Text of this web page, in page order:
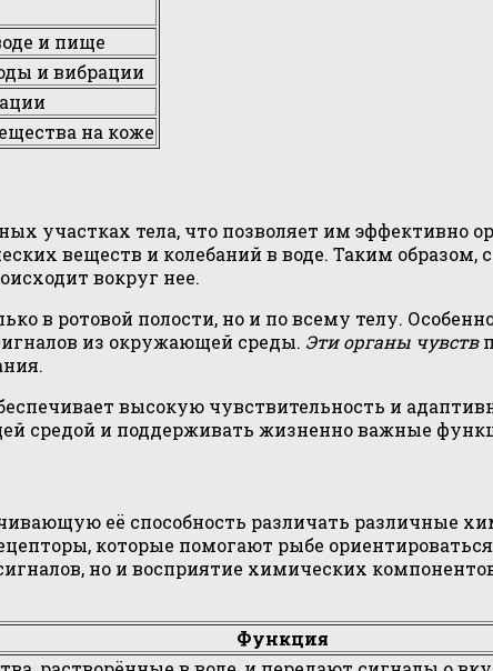
и пище
и вибрации
на коже
участках тела, что позволяет им эффективно
веществ и колебаний в воде. Таким образом,
вокруг нее.
в ротовой полости, но и по всему телу.
из окружающей среды. Эти органы чувств
высокую чувствительность и
средой и поддерживать жизненно важные
её способность различать различные
которые помогают рыбе
но и восприятие химических
Функция